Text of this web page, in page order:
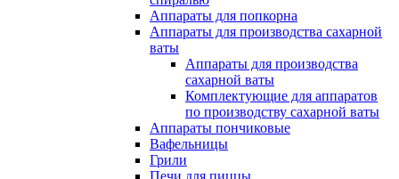
Аппараты для попкорна
Аппараты для производства сахарной
ваты
Аппараты для производства
сахарной ваты
Комплектующие для аппаратов
по производству сахарной ваты
Аппараты пончиковые
Вафельницы
Грили
Печи для пиццы